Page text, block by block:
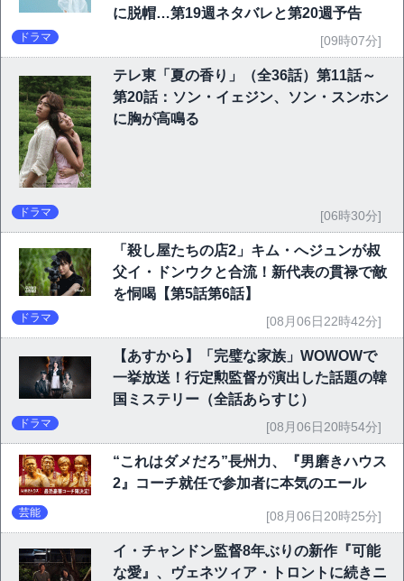
に脱帽…第19週ネタバレと第20週予告
ドラマ [09時07分]
テレ東「夏の香り」（全36話）第11話～
第20話：ソン・イェジン、ソン・スンホン
に胸が高鳴る
ドラマ [06時30分]
「殺し屋たちの店2」キム・へジュンが叔
父イ・ドンウクと合流！新代表の貫禄で敵
を恫喝【第5話第6話】
ドラマ [08月06日22時42分]
【あすから】「完璧な家族」WOWOWで
一挙放送！行定勲監督が演出した話題の韓
国ミステリー（全話あらすじ）
ドラマ [08月06日20時54分]
“これはダメだろ”長州力、『男磨きハウス
2』コーチ就任で参加者に本気のエール
芸能 [08月06日20時25分]
イ・チャンドン監督8年ぶりの新作『可能
な愛』、ヴェネツィア・トロントに続きニ